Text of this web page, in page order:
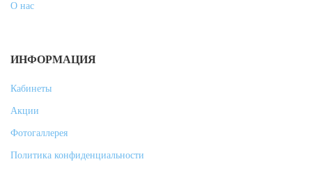
О нас
ИНФОРМАЦИЯ
Кабинеты
Акции
Фотогаллерея
Политика конфиденциальности